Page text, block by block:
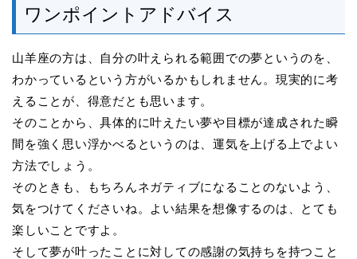
ワンポイントアドバイス
山羊座の方は、自分の叶えられる範囲での夢というのを、
わかっているという方がいるかもしれません。現実的に考
えることが、得意だとも思います。
そのことから、具体的に叶えたい夢や目標が達成された瞬
間を強く思い浮かべるというのは、運気を上げる上でよい
方法でしょう。
そのときも、もちろんネガティブになることのないよう、
気をつけてくださいね。よい結果を想像するのは、とても
楽しいことですよ。
そして夢が叶ったことに対しての感謝の気持ちを持つこと